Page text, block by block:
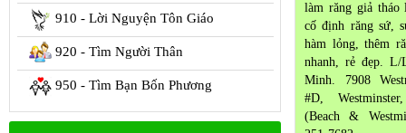
910 - Lời Nguyện Tôn Giáo
920 - Tìm Người Thân
950 - Tìm Bạn Bốn Phương
làm răng giả tháo
cố định răng sứ,
hàm lỏng, thêm
nhanh, rẻ đẹp.
Minh. 7908
#D,
(Beach &